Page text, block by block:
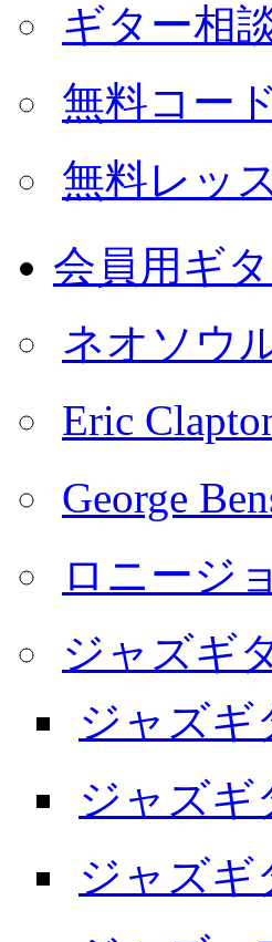
ギター相
無料コー
無料レッ
会員用ギ
ネオソウ
Eric
George
ロニージ
ジャズ
ジャズギ
ジャズギ
ジャズギ